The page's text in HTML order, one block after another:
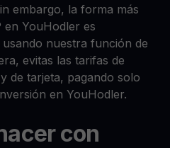
embargo, la forma más
en YouHodler es
nuestra función de
evitas las tarifas de
de tarjeta, pagando solo
en YouHodler.
con